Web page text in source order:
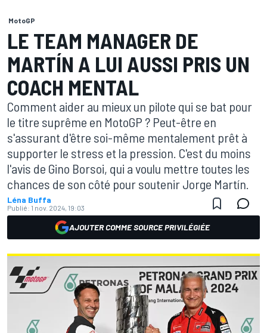
MotoGP
LE TEAM MANAGER DE
MARTÍN A LUI AUSSI PRIS UN
COACH MENTAL
Comment aider au mieux un pilote qui se bat pour
le titre suprême en MotoGP ? Peut-être en
s'assurant d'être soi-même mentalement prêt à
supporter le stress et la pression. C'est du moins
l'avis de Gino Borsoi, qui a voulu mettre toutes les
chances de son côté pour soutenir Jorge Martín.
Léna Buffa
Publié: 1 nov. 2024, 19:03
AJOUTER COMME SOURCE PRIVILÉGIÉE